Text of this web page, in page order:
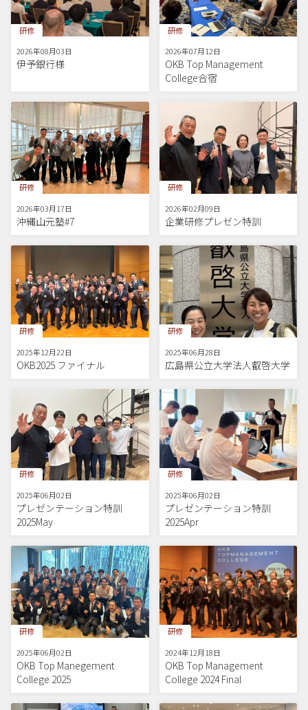
研修
2026年08月03日
伊予銀行様
研修
2026年07月12日
OKB Top Management
College合宿
研修
2026年03月17日
沖縄山元塾#7
研修
2026年02月09日
企業研修プレゼン特訓
研修
2025年12月22日
OKB2025 ファイナル
研修
2025年06月28日
広島県公立大学法人叡啓大学
研修
2025年06月02日
プレゼンテーション特訓
2025May
研修
2025年06月02日
プレゼンテーション特訓
2025Apr
研修
2025年06月02日
OKB Top Manegement
College 2025
研修
2024年12月18日
OKB Top Management
College 2024 Final